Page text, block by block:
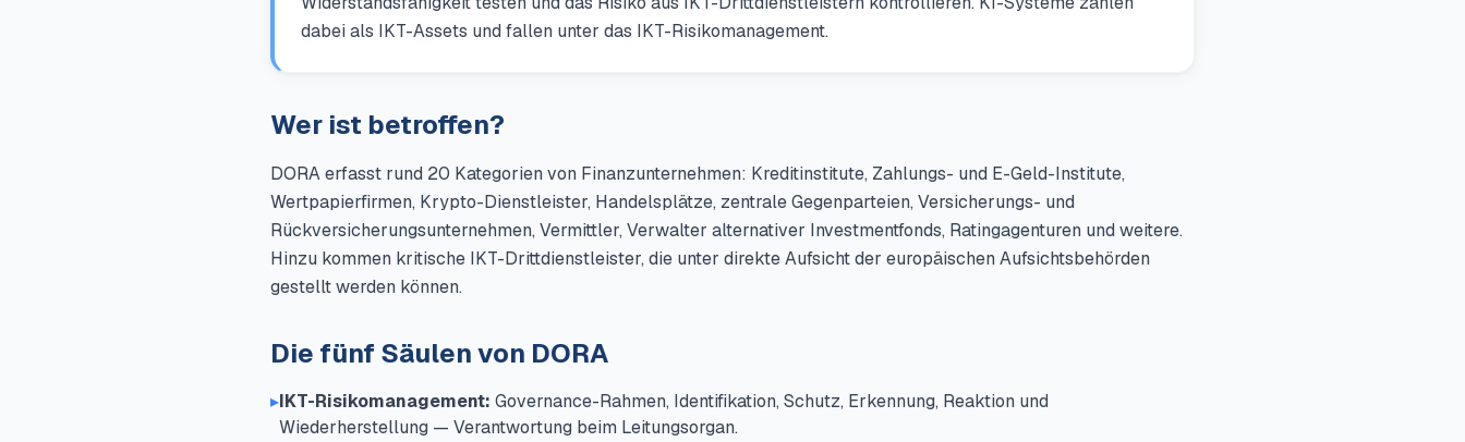
dabei als IKT-Assets und fallen unter das IKT-Risikomanagement.
Wer ist betroffen?
DORA erfasst rund 20 Kategorien von Finanzunternehmen: Kreditinstitute, Zahlungs- und E-Geld-Institute,
Wertpapierfirmen, Krypto-Dienstleister, Handelsplätze, zentrale Gegenparteien, Versicherungs- und
Rückversicherungsunternehmen, Vermittler, Verwalter alternativer Investmentfonds, Ratingagenturen und weitere.
Hinzu kommen kritische IKT-Drittdienstleister, die unter direkte Aufsicht der europäischen Aufsichtsbehörden
gestellt werden können.
Die fünf Säulen von DORA
▸IKT-Risikomanagement: Governance-Rahmen, Identifikation, Schutz, Erkennung, Reaktion und
Wiederherstellung — Verantwortung beim Leitungsorgan.